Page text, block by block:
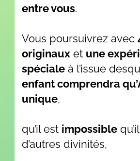
entre vous.
Vous poursuivrez avec
originaux et une
spéciale à l’issue
enfant comprendra
unique,
qu’il est impossible
d’autres divinités,